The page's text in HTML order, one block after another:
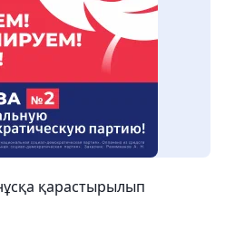
қарастырылып